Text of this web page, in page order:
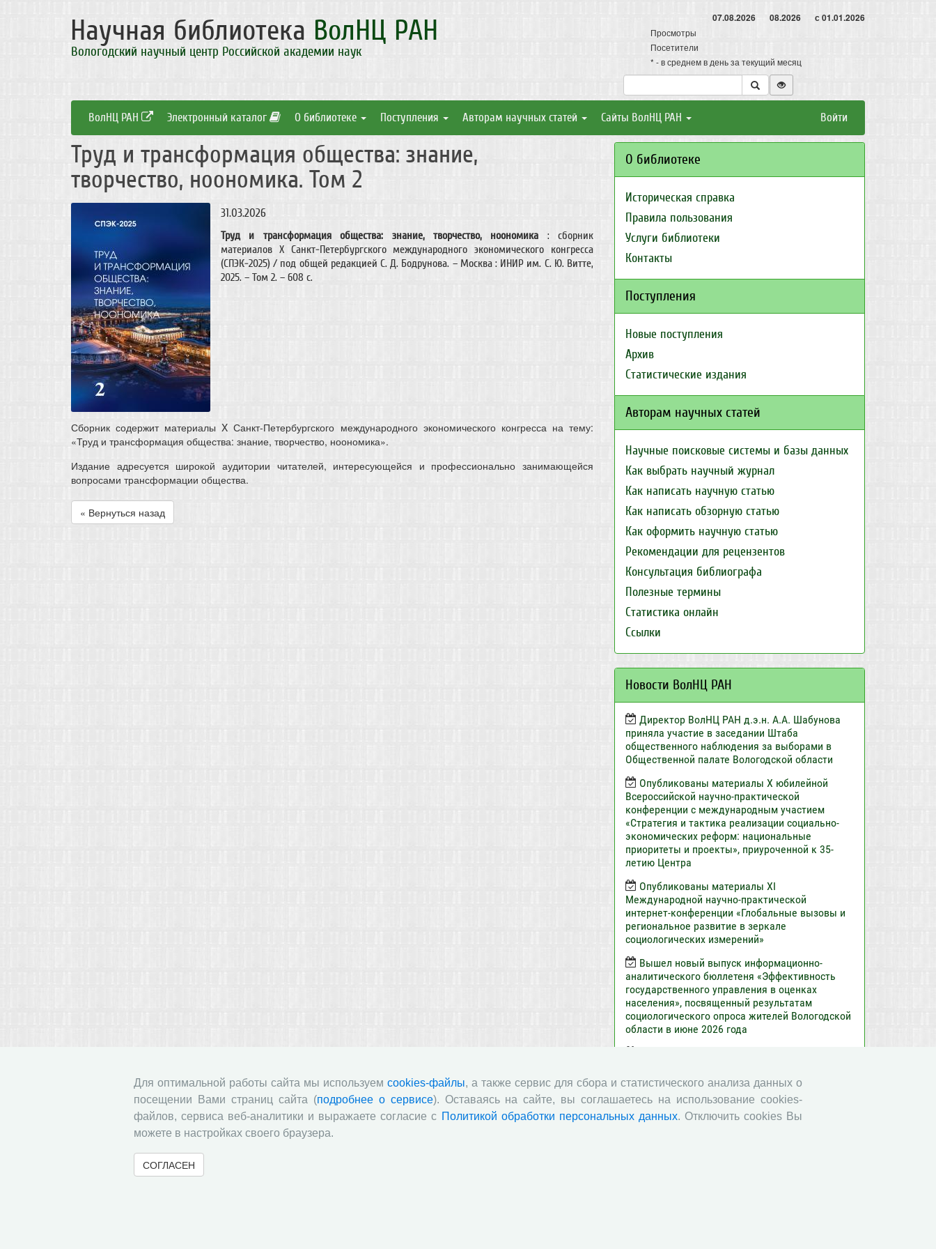
Научная библиотека ВолНЦ РАН
Вологодский научный центр Российской академии наук
07.08.2026 08.2026 с 01.01.2026
Просмотры
Посетители
* - в среднем в день за текущий месяц
ВолНЦ РАН Электронный каталог О библиотеке Поступления Авторам научных статей Сайты ВолНЦ РАН Войти
Труд и трансформация общества: знание,
творчество, ноономика. Том 2
31.03.2026
Труд и трансформация общества: знание, творчество, ноономика : сборник
материалов X Санкт-Петербургского международного экономического конгресса
(СПЭК-2025) / под общей редакцией С. Д. Бодрунова. – Москва : ИНИР им. С. Ю. Витте,
2025. – Том 2. – 608 c.
Сборник содержит материалы X Санкт-Петербургского международного экономического конгресса на тему:
«Труд и трансформация общества: знание, творчество, ноономика».
Издание адресуется широкой аудитории читателей, интересующейся и профессионально занимающейся
вопросами трансформации общества.
« Вернуться назад
О библиотеке
Историческая справка
Правила пользования
Услуги библиотеки
Контакты
Поступления
Новые поступления
Архив
Статистические издания
Авторам научных статей
Научные поисковые системы и базы данных
Как выбрать научный журнал
Как написать научную статью
Как написать обзорную статью
Как оформить научную статью
Рекомендации для рецензентов
Консультация библиографа
Полезные термины
Статистика онлайн
Ссылки
Новости ВолНЦ РАН
Директор ВолНЦ РАН д.э.н. А.А. Шабунова
приняла участие в заседании Штаба
общественного наблюдения за выборами в
Общественной палате Вологодской области
Опубликованы материалы X юбилейной
Всероссийской научно-практической
конференции с международным участием
«Стратегия и тактика реализации социально-
экономических реформ: национальные
приоритеты и проекты», приуроченной к 35-
летию Центра
Опубликованы материалы XI
Международной научно-практической
интернет-конференции «Глобальные вызовы и
региональное развитие в зеркале
социологических измерений»
Вышел новый выпуск информационно-
аналитического бюллетеня «Эффективность
государственного управления в оценках
населения», посвященный результатам
социологического опроса жителей Вологодской
области в июне 2026 года
Санкт‑Петербурга и Вологодской области
Все сообщения »
Для оптимальной работы сайта мы используем cookies-файлы, а также сервис для сбора и статистического анализа данных о
посещении Вами страниц сайта (подробнее о сервисе). Оставаясь на сайте, вы соглашаетесь на использование cookies-
файлов, сервиса веб-аналитики и выражаете согласие с Политикой обработки персональных данных. Отключить cookies Вы
можете в настройках своего браузера.
СОГЛАСЕН